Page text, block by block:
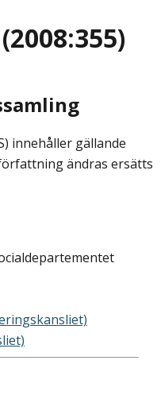
innehåller gällande
ändras ersätts